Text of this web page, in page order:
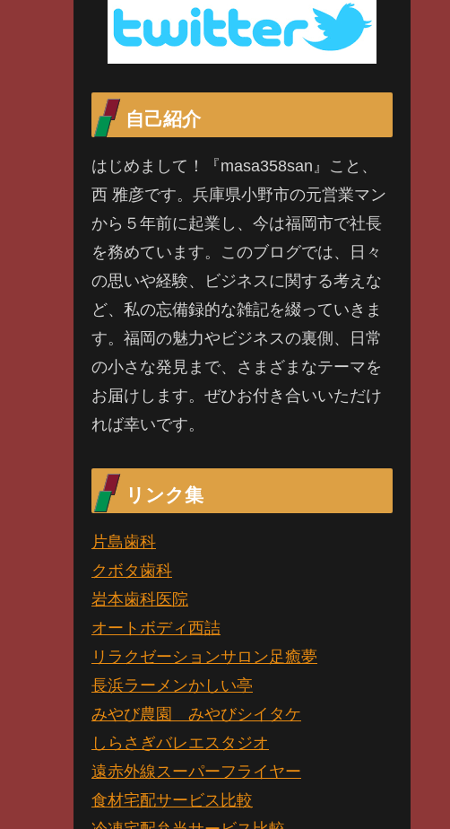
自己紹介
はじめまして！『masa358san』こと、
西 雅彦です。兵庫県小野市の元営業マン
から５年前に起業し、今は福岡市で社長
を務めています。このブログでは、日々
の思いや経験、ビジネスに関する考えな
ど、私の忘備録的な雑記を綴っていきま
す。福岡の魅力やビジネスの裏側、日常
の小さな発見まで、さまざまなテーマを
お届けします。ぜひお付き合いいただけ
れば幸いです。
リンク集
片島歯科
クボタ歯科
岩本歯科医院
オートボディ西詰
リラクゼーションサロン足癒夢
長浜ラーメンかしい亭
みやび農園 みやびシイタケ
しらさぎバレエスタジオ
遠赤外線スーパーフライヤー
食材宅配サービス比較